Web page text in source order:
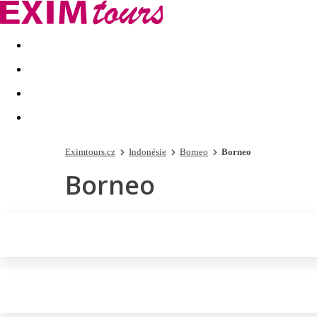
Akční nabídky Last minute
Eximtours.cz Indonésie Borneo Borneo
Borneo